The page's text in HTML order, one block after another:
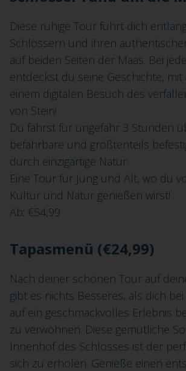
Diese ruhige Tour führt dich
Schlössern und ihren
auf beiden Seiten der Maas. Bei
entdeckst du seine Geschichte,
einem digitalen Besuch des
von Stein!
Du fährst für ungefähr 3 Stunden
befahrbare und größtenteils
durch einzigartige Natur.
Eine Tour für Jung und Alt, wo du
Kultur und Natur genießen wirst!
Ab: €54,99
Tapasmenü (€24,99)
Nach deiner schönen Tour auf
gibt es nichts Besseres, als dich
auf ein geschmackvolles Erlebnis
zu verwöhnen. Diese gemütliche
Innenhof des Schlosses ist der
sich zu erholen. Genieße einen